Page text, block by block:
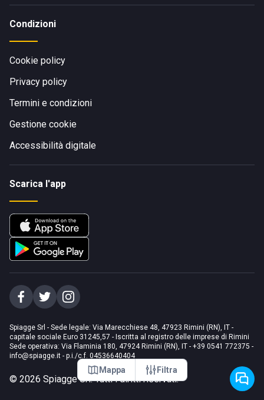
Mappa Filtra
Condizioni
Cookie policy
Privacy policy
Termini e condizioni
Gestione cookie
Accessibilità digitale
Scarica l'app
Spiagge Srl - Sede legale: Via Marecchiese 48, 47923 Rimini (RN), IT -
capitale sociale Euro 31245,57 - Iscritta al registro delle imprese di Rimini
Sede operativa: Via Flaminia 180, 47924 Rimini (RN), IT - +39 0541 772375 -
info@spiagge.it - p.i./c.f. 04536640404
© 2026 Spiagge Srl. Tutti i diritti riservati.